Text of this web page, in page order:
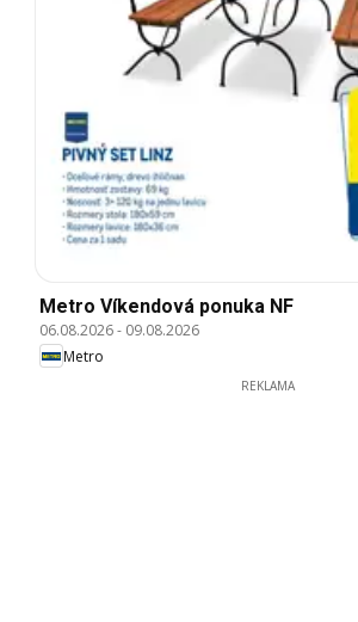
Metro Víkendová ponuka NF
06.08.2026- 09.08.2026
Metro
REKLAMA